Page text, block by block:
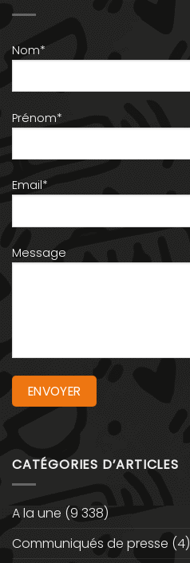
Nom*
Prénom*
Email*
Message
CATÉGORIES D’ARTICLES
A la une (9 338)
Communiqués de presse (4)